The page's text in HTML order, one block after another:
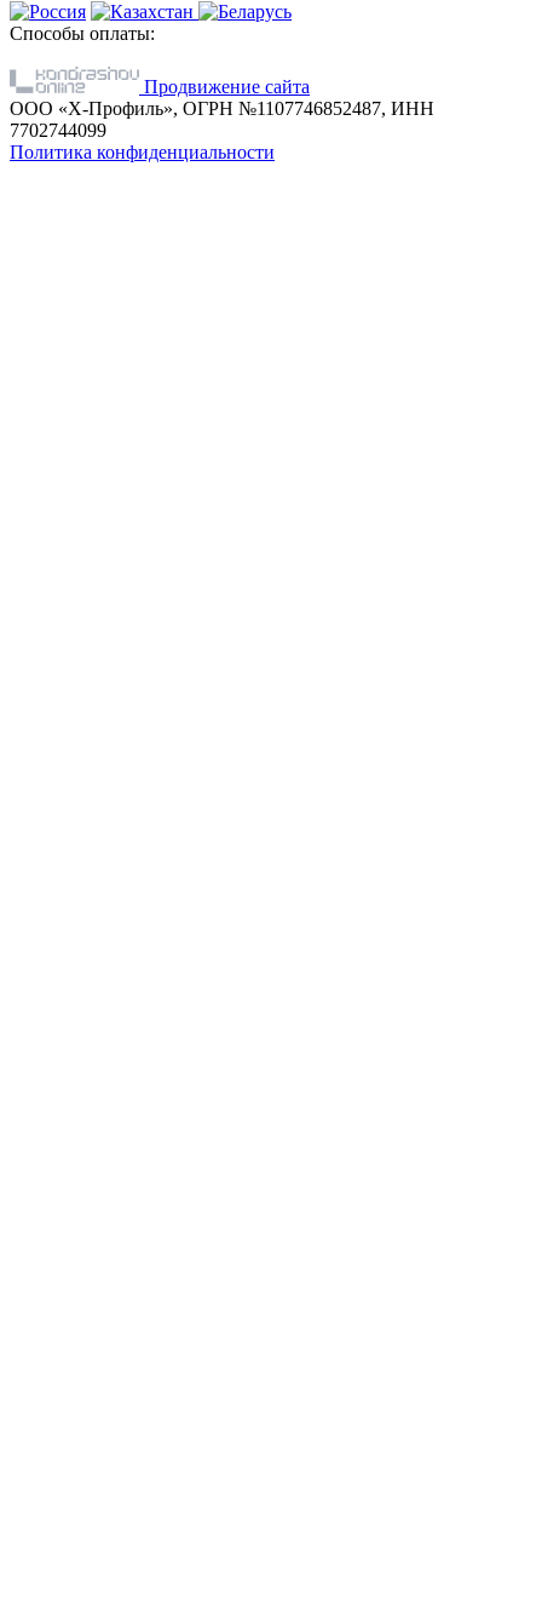
Способы оплаты:
Продвижение сайта
ООО «Х-Профиль», ОГРН №1107746852487, ИНН
7702744099
Политика конфиденциальности